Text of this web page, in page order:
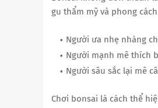
gu thẩm mỹ và phong
Người ưa nhẹ nhàng
Người mạnh mẽ thích
Người sâu sắc lại mê
Chơi bonsai là cách thể